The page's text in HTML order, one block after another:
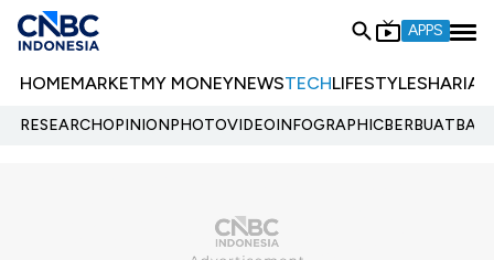
APPS
HOMEMARKETMY MONEYNEWSTECHLIFESTYLESHARIA
RESEARCHOPINIONPHOTOVIDEOINFOGRAPHIC